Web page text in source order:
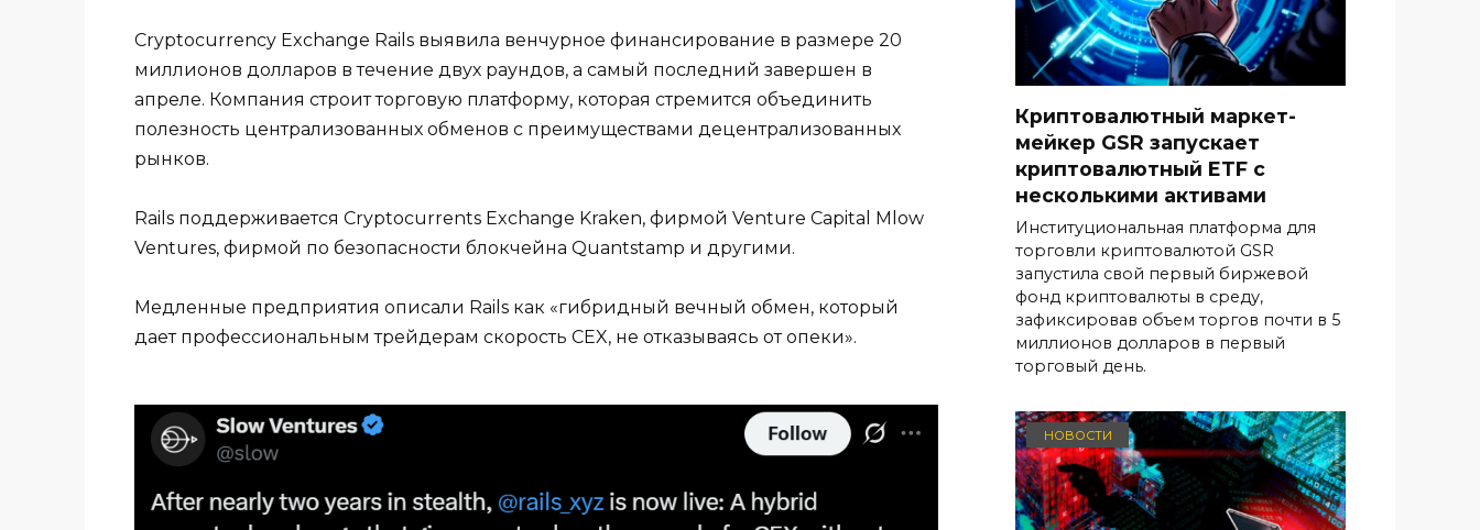
Cryptocurrency Exchange Rails выявила венчурное финансирование в размере 20
миллионов долларов в течение двух раундов, а самый последний завершен в
апреле. Компания строит торговую платформу, которая стремится объединить
полезность централизованных обменов с преимуществами децентрализованных
рынков.
Rails поддерживается Cryptocurrents Exchange Kraken, фирмой Venture Capital Mlow
Ventures, фирмой по безопасности блокчейна Quantstamp и другими.
Медленные предприятия описали Rails как «гибридный вечный обмен, который
дает профессиональным трейдерам скорость CEX, не отказываясь от опеки».
Криптовалютный маркет-
мейкер GSR запускает
криптовалютный ETF с
несколькими активами
Институциональная платформа для
торговли криптовалютой GSR
запустила свой первый биржевой
фонд криптовалюты в среду,
зафиксировав объем торгов почти в 5
миллионов долларов в первый
торговый день.
НОВОСТИ